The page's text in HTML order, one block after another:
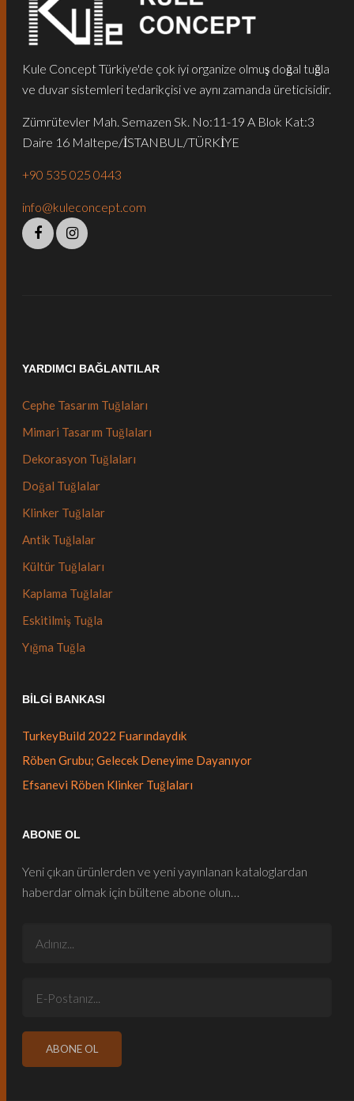
Kule Concept Türkiye'de çok iyi organize olmuş doğal tuğla
ve duvar sistemleri tedarikçisi ve aynı zamanda üreticisidir.
Zümrütevler Mah. Semazen Sk. No:11-19 A Blok Kat:3
Daire 16 Maltepe/İSTANBUL/TÜRKİYE
+90 535 025 0443
info@kuleconcept.com
YARDIMCI BAĞLANTILAR
Cephe Tasarım Tuğlaları
Mimari Tasarım Tuğlaları
Dekorasyon Tuğlaları
Doğal Tuğlalar
Klinker Tuğlalar
Antik Tuğlalar
Kültür Tuğlaları
Kaplama Tuğlalar
Eskitilmiş Tuğla
Yığma Tuğla
BILGI BANKASI
TurkeyBuild 2022 Fuarındaydık
Röben Grubu; Gelecek Deneyime Dayanıyor
Efsanevi Röben Klinker Tuğlaları
ABONE OL
Yeni çıkan ürünlerden ve yeni yayınlanan kataloglardan
haberdar olmak için bültene abone olun…